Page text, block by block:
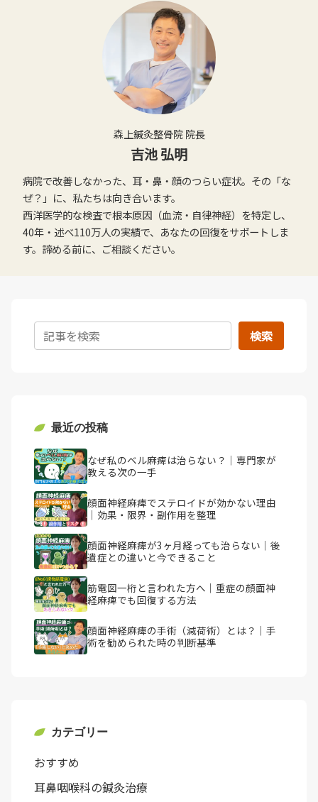
森上鍼灸整骨院 院長
吉池 弘明
病院で改善しなかった、耳・鼻・顔のつらい症状。その「な
ぜ？」に、私たちは向き合います。
西洋医学的な検査で根本原因（血流・自律神経）を特定し、
40年・述べ110万人の実績で、あなたの回復をサポートしま
す。諦める前に、ご相談ください。
検索
最近の投稿
なぜ私のベル麻痺は治らない？｜専門家が
教える次の一手
顔面神経麻痺でステロイドが効かない理由
｜効果・限界・副作用を整理
顔面神経麻痺が3ヶ月経っても治らない｜後
遺症との違いと今できること
筋電図一桁と言われた方へ｜重症の顔面神
経麻痺でも回復する方法
顔面神経麻痺の手術（減荷術）とは？｜手
術を勧められた時の判断基準
カテゴリー
おすすめ
耳鼻咽喉科の鍼灸治療